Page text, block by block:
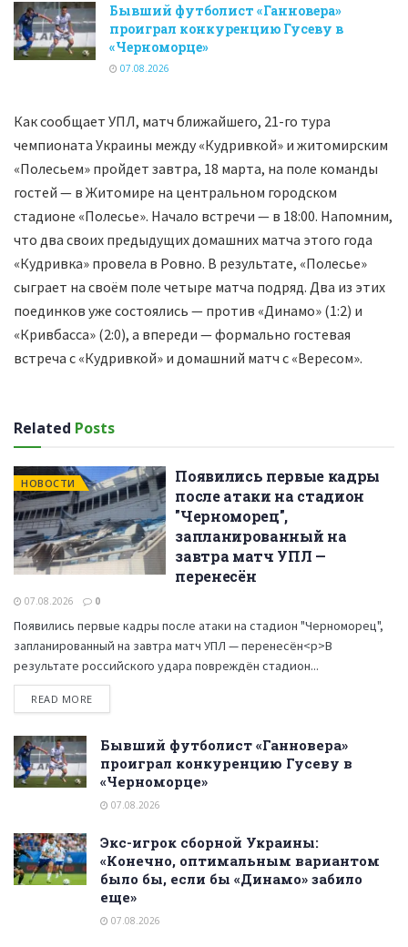
Бывший футболист «Ганновера»
проиграл конкуренцию Гусеву в
«Черноморце»
07.08.2026
Как сообщает УПЛ, матч ближайшего, 21-го тура
чемпионата Украины между «Кудривкой» и житомирским
«Полесьем» пройдет завтра, 18 марта, на поле команды
гостей — в Житомире на центральном городском
стадионе «Полесье». Начало встречи — в 18:00. Напомним,
что два своих предыдущих домашних матча этого года
«Кудривка» провела в Ровно. В результате, «Полесье»
сыграет на своём поле четыре матча подряд. Два из этих
поединков уже состоялись — против «Динамо» (1:2) и
«Кривбасса» (2:0), а впереди — формально гостевая
встреча с «Кудривкой» и домашний матч с «Вересом».
Related Posts
НОВОСТИ
Появились первые кадры
после атаки на стадион
"Черноморец",
запланированный на
завтра матч УПЛ —
перенесён
07.08.2026 0
Появились первые кадры после атаки на стадион "Черноморец",
запланированный на завтра матч УПЛ — перенесён<p>В
результате российского удара повреждён стадион...
READ MORE
Бывший футболист «Ганновера»
проиграл конкуренцию Гусеву в
«Черноморце»
07.08.2026
Экс-игрок сборной Украины:
«Конечно, оптимальным вариантом
было бы, если бы «Динамо» забило
еще»
07.08.2026